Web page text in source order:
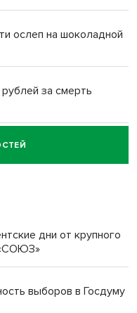
ослеп на шоколадной
за смерть
за смерть
дни от крупного
выборов в Госдуму